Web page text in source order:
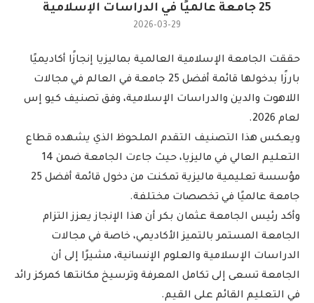
25 جامعة عالميًا في الدراسات الإسلامية
2026-03-29
حققت الجامعة الإسلامية العالمية بماليزيا إنجازًا أكاديميًا
بارزًا بدخولها قائمة أفضل 25 جامعة في العالم في مجالات
اللاهوت والدين والدراسات الإسلامية، وفق تصنيف كيو إس
لعام 2026.
ويعكس هذا التصنيف التقدم الملحوظ الذي يشهده قطاع
التعليم العالي في ماليزيا، حيث جاءت الجامعة ضمن 14
مؤسسة تعليمية ماليزية تمكنت من دخول قائمة أفضل 25
جامعة عالميًا في تخصصات مختلفة.
وأكد رئيس الجامعة عثمان بكر أن هذا الإنجاز يعزز التزام
الجامعة المستمر بالتميز الأكاديمي، خاصة في مجالات
الدراسات الإسلامية والعلوم الإنسانية، مشيرًا إلى أن
الجامعة تسعى إلى تكامل المعرفة وترسيخ مكانتها كمركز رائد
في التعليم القائم على القيم.